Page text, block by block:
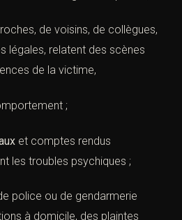
réseaux sociaux démontrent
ou un dénigrement public
légales, relatent des scènes
de la victime,
;